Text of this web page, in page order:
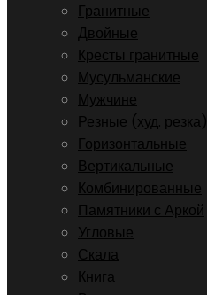
Гранитные
Двойные
Кресты гранитные
Мусульманские
Мужчине
Резные (худ. резка)
Горизонтальные
Вертикальные
Комбинированные
Памятники с Аркой
Угловые
Скала
Книга